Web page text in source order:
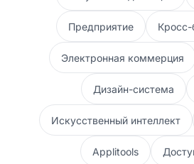
Предприятие
Электронная коммерция
Дизайн-система
Искусственный интеллект
Applitools